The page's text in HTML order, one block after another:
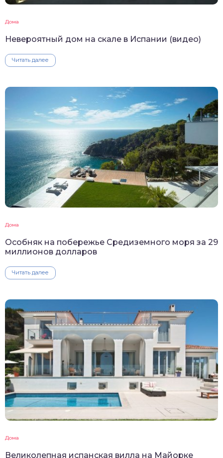
Дома
Невероятный дом на скале в Испании (видео)
Читать далее
Дома
Особняк на побережье Средиземного моря за 29
миллионов долларов
Читать далее
Дома
Великолепная испанская вилла на Майорке